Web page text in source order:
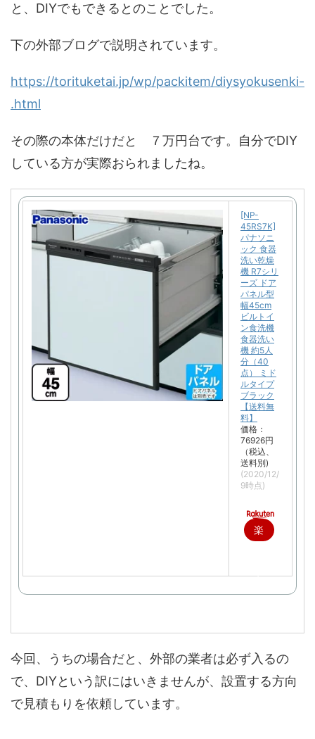
と、DIYでもできるとのことでした。
下の外部ブログで説明されています。
https://torituketai.jp/wp/packitem/diysyokusenki-
.html
その際の本体だけだと ７万円台です。自分でDIY
している方が実際おられましたね。
[NP-
45RS7K]
パナソニ
ック 食器
洗い乾燥
機 R7シリ
ーズ ドア
パネル型
幅45cm
ビルトイ
ン食洗機
食器洗い
機 約5人
分（40
点） ミド
ルタイプ
ブラック
【送料無
料】
価格：
76926円
（税込、
送料別)
(2020/12/
9時点)
楽
で
購
今回、うちの場合だと、外部の業者は必ず入るの
で、DIYという訳にはいきませんが、設置する方向
で見積もりを依頼しています。